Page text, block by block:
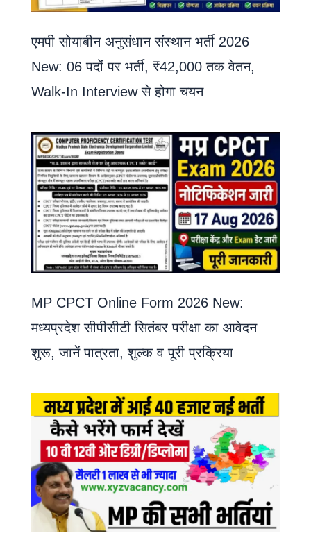
एमपी सोयाबीन अनुसंधान संस्थान भर्ती 2026
New: 06 पदों पर भर्ती, ₹42,000 तक वेतन,
Walk-In Interview से होगा चयन
MP CPCT Online Form 2026 New:
मध्यप्रदेश सीपीसीटी सितंबर परीक्षा का आवेदन
शुरू, जानें पात्रता, शुल्क व पूरी प्रक्रिया